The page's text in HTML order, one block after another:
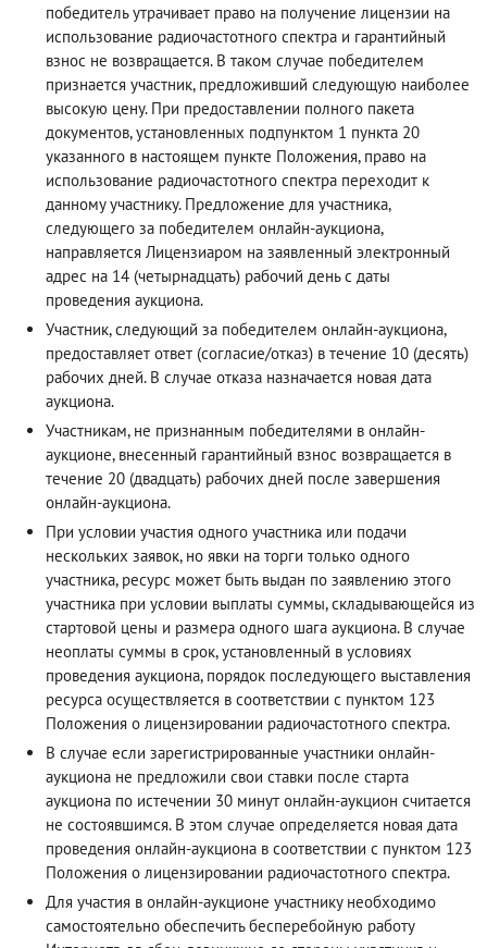
победитель утрачивает право на получение лицензии на
использование радиочастотного спектра и гарантийный
взнос не возвращается. В таком случае победителем
признается участник, предложивший следующую наиболее
высокую цену. При предоставлении полного пакета
документов, установленных подпунктом 1 пункта 20
указанного в настоящем пункте Положения, право на
использование радиочастотного спектра переходит к
данному участнику. Предложение для участника,
следующего за победителем онлайн-аукциона,
направляется Лицензиаром на заявленный электронный
адрес на 14 (четырнадцать) рабочий день с даты
проведения аукциона.
Участник, следующий за победителем онлайн-аукциона,
предоставляет ответ (согласие/отказ) в течение 10 (десять)
рабочих дней. В случае отказа назначается новая дата
аукциона.
Участникам, не признанным победителями в онлайн-
аукционе, внесенный гарантийный взнос возвращается в
течение 20 (двадцать) рабочих дней после завершения
онлайн-аукциона.
При условии участия одного участника или подачи
нескольких заявок, но явки на торги только одного
участника, ресурс может быть выдан по заявлению этого
участника при условии выплаты суммы, складывающейся из
стартовой цены и размера одного шага аукциона. В случае
неоплаты суммы в срок, установленный в условиях
проведения аукциона, порядок последующего выставления
ресурса осуществляется в соответствии с пунктом 123
Положения о лицензировании радиочастотного спектра.
В случае если зарегистрированные участники онлайн-
аукциона не предложили свои ставки после старта
аукциона по истечении 30 минут онлайн-аукцион считается
не состоявшимся. В этом случае определяется новая дата
проведения онлайн-аукциона в соответствии с пунктом 123
Положения о лицензировании радиочастотного спектра.
Для участия в онлайн-аукционе участнику необходимо
самостоятельно обеспечить бесперебойную работу